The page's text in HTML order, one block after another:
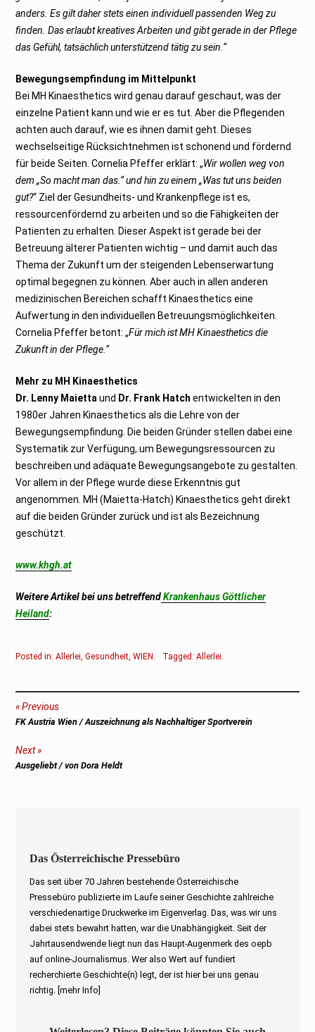
anders. Es gilt daher stets einen individuell passenden Weg zu
finden. Das erlaubt kreatives Arbeiten und gibt gerade in der Pflege
das Gefühl, tatsächlich unterstützend tätig zu sein.“
Bewegungsempfindung im Mittelpunkt
Bei MH Kinaesthetics wird genau darauf geschaut, was der
einzelne Patient kann und wie er es tut. Aber die Pflegenden
achten auch darauf, wie es ihnen damit geht. Dieses
wechselseitige Rücksichtnehmen ist schonend und fördernd
für beide Seiten. Cornelia Pfeffer erklärt: „Wir wollen weg von
dem „So macht man das.“ und hin zu einem „Was tut uns beiden
gut?“ Ziel der Gesundheits- und Krankenpflege ist es,
ressourcenfördernd zu arbeiten und so die Fähigkeiten der
Patienten zu erhalten. Dieser Aspekt ist gerade bei der
Betreuung älterer Patienten wichtig – und damit auch das
Thema der Zukunft um der steigenden Lebenserwartung
optimal begegnen zu können. Aber auch in allen anderen
medizinischen Bereichen schafft Kinaesthetics eine
Aufwertung in den individuellen Betreuungsmöglichkeiten.
Cornelia Pfeffer betont: „Für mich ist MH Kinaesthetics die
Zukunft in der Pflege.“
Mehr zu MH Kinaesthetics
Dr. Lenny Maietta und Dr. Frank Hatch entwickelten in den
1980er Jahren Kinaesthetics als die Lehre von der
Bewegungsempfindung. Die beiden Gründer stellen dabei eine
Systematik zur Verfügung, um Bewegungsressourcen zu
beschreiben und adäquate Bewegungsangebote zu gestalten.
Vor allem in der Pflege wurde diese Erkenntnis gut
angenommen. MH (Maietta-Hatch) Kinaesthetics geht direkt
auf die beiden Gründer zurück und ist als Bezeichnung
geschützt.
www.khgh.at
Weitere Artikel bei uns betreffendKrankenhaus Göttlicher
Heiland:
Posted in:Allerlei,Gesundheit,WIEN. Tagged:Allerlei.
Beitragsnavigation
Previous
Previous
FK Austria Wien / Auszeichnung als Nachhaltiger Sportverein
Next
Next
Ausgeliebt / von Dora Heldt
Das Österreichische Pressebüro
Das seit über 70 Jahren bestehende Österreichische
Pressebüro publizierte im Laufe seiner Geschichte zahlreiche
verschiedenartige Druckwerke im Eigenverlag. Das, was wir uns
dabei stets bewahrt hatten, war die Unabhängigkeit. Seit der
Jahrtausendwende liegt nun das Haupt-Augenmerk des oepb
auf online-Journalismus. Wer also Wert auf fundiert
recherchierte Geschichte(n) legt, der ist hier bei uns genau
richtig.
[mehr Info]